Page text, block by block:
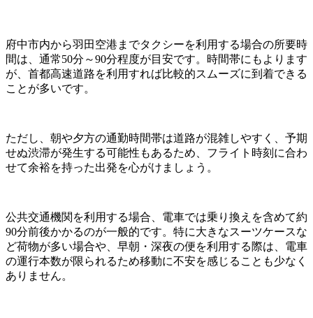
府中市内から羽田空港までタクシーを利用する場合の所要時
間は、通常50分～90分程度が目安です。時間帯にもよります
が、首都高速道路を利用すれば比較的スムーズに到着できる
ことが多いです。
ただし、朝や夕方の通勤時間帯は道路が混雑しやすく、予期
せぬ渋滞が発生する可能性もあるため、フライト時刻に合わ
せて余裕を持った出発を心がけましょう。
公共交通機関を利用する場合、電車では乗り換えを含めて約
90分前後かかるのが一般的です。特に大きなスーツケースな
ど荷物が多い場合や、早朝・深夜の便を利用する際は、電車
の運行本数が限られるため移動に不安を感じることも少なく
ありません。